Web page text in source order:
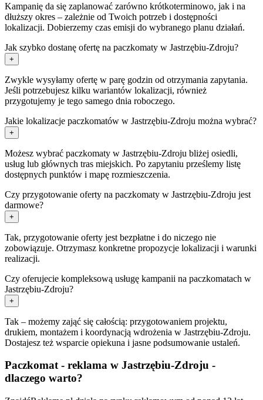
Kampanię da się zaplanować zarówno krótkoterminowo, jak i na
dłuższy okres – zależnie od Twoich potrzeb i dostępności
lokalizacji. Dobierzemy czas emisji do wybranego planu działań.
Jak szybko dostanę ofertę na paczkomaty w Jastrzębiu-Zdroju?
+
Zwykle wysyłamy ofertę w parę godzin od otrzymania zapytania.
Jeśli potrzebujesz kilku wariantów lokalizacji, również
przygotujemy je tego samego dnia roboczego.
Jakie lokalizacje paczkomatów w Jastrzębiu-Zdroju można wybrać?
+
Możesz wybrać paczkomaty w Jastrzębiu-Zdroju bliżej osiedli,
usług lub głównych tras miejskich. Po zapytaniu prześlemy listę
dostępnych punktów i mapę rozmieszczenia.
Czy przygotowanie oferty na paczkomaty w Jastrzębiu-Zdroju jest
darmowe?
+
Tak, przygotowanie oferty jest bezpłatne i do niczego nie
zobowiązuje. Otrzymasz konkretne propozycje lokalizacji i warunki
realizacji.
Czy oferujecie kompleksową usługę kampanii na paczkomatach w
Jastrzębiu-Zdroju?
+
Tak – możemy zająć się całością: przygotowaniem projektu,
drukiem, montażem i koordynacją wdrożenia w Jastrzębiu-Zdroju.
Dostajesz też wsparcie opiekuna i jasne podsumowanie ustaleń.
Paczkomat - reklama w Jastrzębiu-Zdroju -
dlaczego warto?